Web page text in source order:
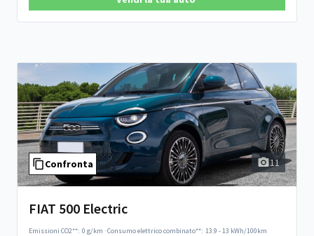
Confronta 11
FIAT 500 Electric
Emissioni CO2**: 0 g/km ·Consumo elettrico combinato**: 13.9 - 13 kWh/100km